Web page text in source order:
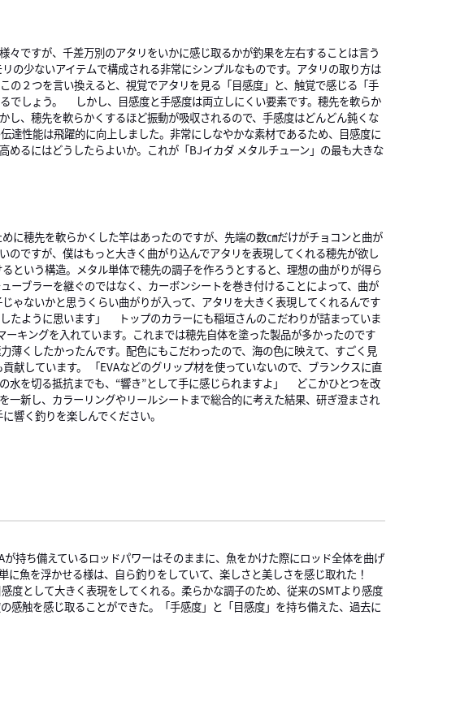
ですが、千差万別のアタリをいかに感じ取るかが釣果を左右することは言う
少ないアイテムで構成される非常にシンプルなものです。アタリの取り方は
の２つを言い換えると、視覚でアタリを見る「目感度」と、触覚で感じる「手
でしょう。 しかし、目感度と手感度は両立しにくい要素です。穂先を軟らか
、穂先を軟らかくするほど振動が吸収されるので、手感度はどんどん鈍くな
性能は飛躍的に向上しました。非常にしなやかな素材であるため、目感度に
るにはどうしたらよいか。これが「BJイカダ メタルチューン」の最も大きな
に穂先を軟らかくした竿はあったのですが、先端の数㎝だけがチョコンと曲が
ですが、僕はもっと大きく曲がり込んでアタリを表現してくれる穂先が欲し
いう構造。メタル単体で穂先の調子を作ろうとすると、理想の曲がりが得ら
ブラーを継ぐのではなく、カーボンシートを巻き付けることによって、曲が
ゃないかと思うくらい曲がりが入って、アタリを大きく表現してくれるんです
たように思います」 トップのカラーにも稲垣さんのこだわりが詰まっていま
キングを入れています。これまでは穂先自体を塗った製品が多かったのです
くしたかったんです。配色にもこだわったので、海の色に映えて、すごく見
しています。 「EVAなどのグリップ材を使っていないので、ブランクスに直
水を切る抵抗までも、“響き”として手に感じられますよ」 どこかひとつを改
新し、カラーリングやリールシートまで総合的に考えた結果、研ぎ澄まされ
響く釣りを楽しんでください。
持ち備えているロッドパワーはそのままに、魚をかけた際にロッド全体を曲げ
魚を浮かせる様は、自ら釣りをしていて、楽しさと美しさを感じ取れた！
度として大きく表現をしてくれる。柔らかな調子のため、従来のSMTより感度
触を感じ取ることができた。「手感度」と「目感度」を持ち備えた、過去に